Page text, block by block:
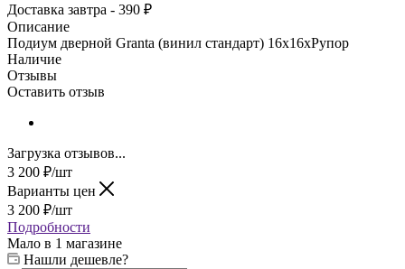
Доставка завтра - 390 ₽
Описание
Подиум дверной Granta (винил стандарт) 16x16xРупор
Наличие
Отзывы
Оставить отзыв
Загрузка отзывов...
3 200 ₽/шт
Варианты цен
3 200 ₽/шт
Подробности
Мало в 1 магазине
Нашли дешевле?